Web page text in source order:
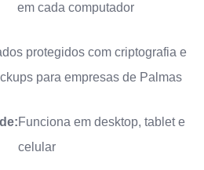
em cada computador
protegidos com criptografia e
para empresas de Palmas
Funciona em desktop, tablet e
celular